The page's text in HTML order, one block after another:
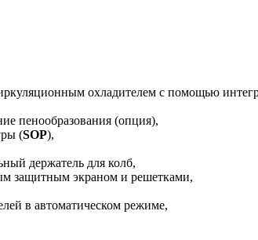
охладителем с помощью
пенообразования (опция),
(SOP),
держатель для колб,
защитным экраном и решетками,
в автоматическом режиме,